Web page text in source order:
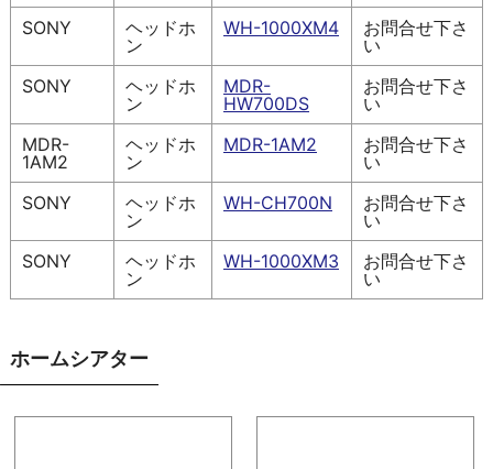
SONY
ヘッドホ
ン
WH-1000XM4
お問合せ下さ
い
SONY
ヘッドホ
ン
MDR-
HW700DS
お問合せ下さ
い
MDR-
1AM2
ヘッドホ
ン
MDR-1AM2
お問合せ下さ
い
SONY
ヘッドホ
ン
WH-CH700N
お問合せ下さ
い
SONY
ヘッドホ
ン
WH-1000XM3
お問合せ下さ
い
ホームシアター